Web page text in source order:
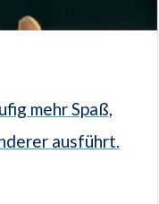
mehr Spaß,
ausführt.